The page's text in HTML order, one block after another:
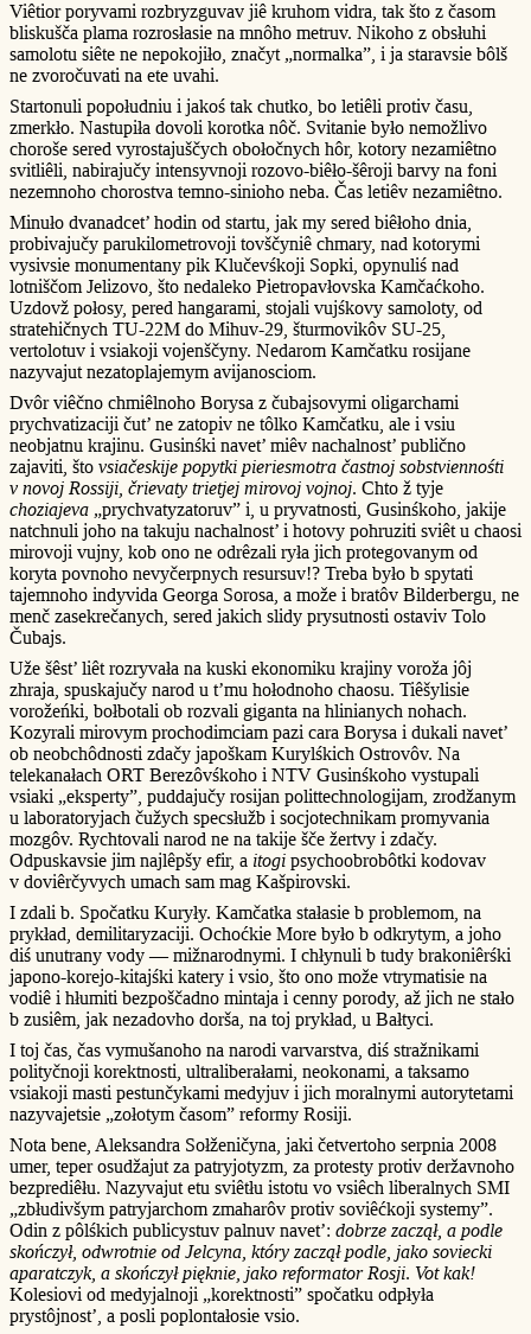
Viêtior poryvami rozbryzguvav jiê kruhom vidra, tak što z časom
bliskušča plama rozrosłasie na mnôho metruv. Nikoho z obsłuhi
samolotu siête ne nepokojiło, značyt „normalka”, i ja staravsie bôlš
ne zvoročuvati na ete uvahi.
Startonuli popołudniu i jakoś tak chutko, bo letiêli protiv času,
zmerkło. Nastupiła dovoli korotka nôč. Svitanie było nemožlivo
choroše sered vyrostajuščych obołočnych hôr, kotory nezamiêtno
svitliêli, nabirajučy intensyvnoji rozovo-biêło-šêroji barvy na foni
nezemnoho chorostva temno-sinioho neba. Čas letiêv nezamiêtno.
Minuło dvanadcet’ hodin od startu, jak my sered biêłoho dnia,
probivajučy parukilometrovoji tovščyniê chmary, nad kotorymi
vysivsie monumentany pik Klučevśkoji Sopki, opynuliś nad
lotniščom Jelizovo, što nedaleko Pietropavłovska Kamčaćkoho.
Uzdovž połosy, pered hangarami, stojali vujśkovy samoloty, od
stratehičnych TU-22M do Mihuv-29, šturmovikôv SU-25,
vertolotuv i vsiakoji vojenščyny. Nedarom Kamčatku rosijane
nazyvajut nezatoplajemym avijanosciom.
Dvôr viêčno chmiêlnoho Borysa z čubajsovymi oligarchami
prychvatizaciji čut’ ne zatopiv ne tôlko Kamčatku, ale i vsiu
neobjatnu krajinu. Gusinśki navet’ miêv nachalnost’ publično
zajaviti, što vsiačeskije popytki pieriesmotra častnoj sobstviennośti
v novoj Rossiji, črievaty trietjej mirovoj vojnoj. Chto ž tyje
choziajeva „prychvatyzatoruv” i, u pryvatnosti, Gusinśkoho, jakije
natchnuli joho na takuju nachalnost’ i hotovy pohruziti sviêt u chaosi
mirovoji vujny, kob ono ne odrêzali ryła jich protegovanym od
koryta povnoho nevyčerpnych resursuv!? Treba było b spytati
tajemnoho indyvida Georga Sorosa, a može i bratôv Bilderbergu, ne
menč zasekrečanych, sered jakich slidy prysutnosti ostaviv Tolo
Čubajs.
Uže šêst’ liêt rozryvała na kuski ekonomiku krajiny voroža jôj
zhraja, spuskajučy narod u t’mu hołodnoho chaosu. Tiêšylisie
vorožeńki, bołbotali ob rozvali giganta na hlinianych nohach.
Kozyrali mirovym prochodimciam pazi cara Borysa i dukali navet’
ob neobchôdnosti zdačy japoškam Kurylśkich Ostrovôv. Na
telekanałach ORT Berezôvśkoho i NTV Gusinśkoho vystupali
vsiaki „eksperty”, puddajučy rosijan polittechnologijam, zrodžanym
u laboratoryjach čužych specsłužb i socjotechnikam promyvania
mozgôv. Rychtovali narod ne na takije šče žertvy i zdačy.
Odpuskavsie jim najlêpšy efir, a itogi psychoobrobôtki kodovav
v doviêrčyvych umach sam mag Kašpirovski.
I zdali b. Spočatku Kuryły. Kamčatka stałasie b problemom, na
prykład, demilitaryzaciji. Ochoćkie More było b odkrytym, a joho
diś unutrany vody — mižnarodnymi. I chłynuli b tudy brakoniêrśki
japono-korejo-kitajśki katery i vsio, što ono može vtrymatisie na
vodiê i hłumiti bezpoščadno mintaja i cenny porody, až jich ne stało
b zusiêm, jak nezadovho dorša, na toj prykład, u Bałtyci.
I toj čas, čas vymušanoho na narodi varvarstva, diś stražnikami
polityčnoji korektnosti, ultraliberałami, neokonami, a taksamo
vsiakoji masti pestunčykami medyjuv i jich moralnymi autorytetami
nazyvajetsie „zołotym časom” reformy Rosiji.
Nota bene, Aleksandra Sołženičyna, jaki četvertoho serpnia 2008
umer, teper osudžajut za patryjotyzm, za protesty protiv deržavnoho
bezprediêłu. Nazyvajut etu sviêtłu istotu vo vsiêch liberalnych SMI
„zbłudivšym patryjarchom zmaharôv protiv soviêćkoji systemy”.
Odin z pôlśkich publicystuv palnuv navet’: dobrze zaczął, a podle
skończył, odwrotnie od Jelcyna, który zaczął podle, jako soviecki
aparatczyk, a skończył pięknie, jako reformator Rosji. Vot kak!
Kolesiovi od medyjalnoji „korektnosti” spočatku odpłyła
prystôjnost’, a posli poplontałosie vsio.